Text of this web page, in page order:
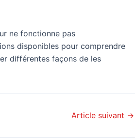
ne fonctionne pas
disponibles pour comprendre
différentes façons de les
Article suivant →